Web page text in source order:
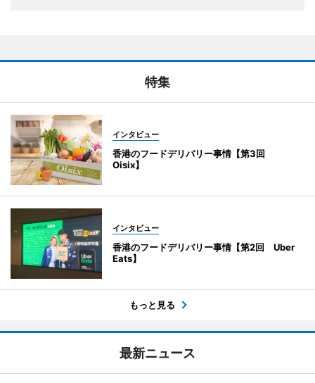
特集
インタビュー
香港のフードデリバリー事情【第3回
Oisix】
インタビュー
香港のフードデリバリー事情【第2回 Uber
Eats】
もっと見る
最新ニュース